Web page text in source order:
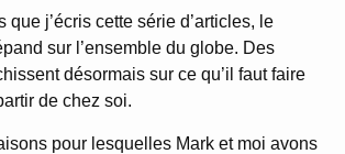
que j’écris cette série d’articles, le
sur l’ensemble du globe. Des
désormais sur ce qu’il faut faire
de chez soi.
pour lesquelles Mark et moi avons